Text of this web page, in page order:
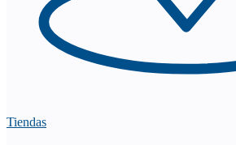
Tiendas